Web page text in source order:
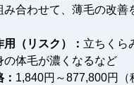
み合わせて、薄毛の改善
（リスク）： 立ちくら
の体毛が濃くなるなど
1,840円～877,800円（